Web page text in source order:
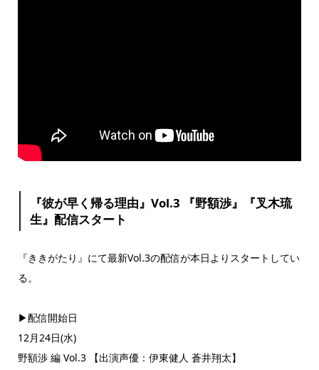
『彼が早く帰る理由』Vol.3 『野額渉』『叉木琉
生』配信スタート
『ききがたり』にて最新Vol.3の配信が本日よりスタートしてい
る。
▶︎配信開始日
12月24日(水)
野額渉 編 Vol.3 【出演声優：伊東健人 蒼井翔太】